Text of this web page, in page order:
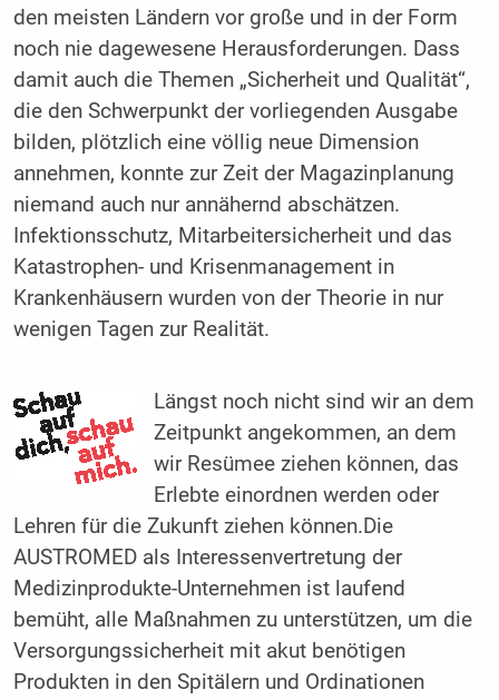
den meisten Ländern vor große und in der Form
noch nie dagewesene Herausforderungen. Dass
damit auch die Themen „Sicherheit und Qualität“,
die den Schwerpunkt der vorliegenden Ausgabe
bilden, plötzlich eine völlig neue Dimension
annehmen, konnte zur Zeit der Magazinplanung
niemand auch nur annähernd abschätzen.
Infektionsschutz, Mitarbeitersicherheit und das
Katastrophen- und Krisenmanagement in
Krankenhäusern wurden von der Theorie in nur
wenigen Tagen zur Realität.
Längst noch nicht sind wir an dem
Zeitpunkt angekommen, an dem
wir Resümee ziehen können, das
Erlebte einordnen werden oder
Lehren für die Zukunft ziehen können.Die
AUSTROMED als Interessenvertretung der
Medizinprodukte-Unternehmen ist laufend
bemüht, alle Maßnahmen zu unterstützen, um die
Versorgungssicherheit mit akut benötigen
Produkten in den Spitälern und Ordinationen